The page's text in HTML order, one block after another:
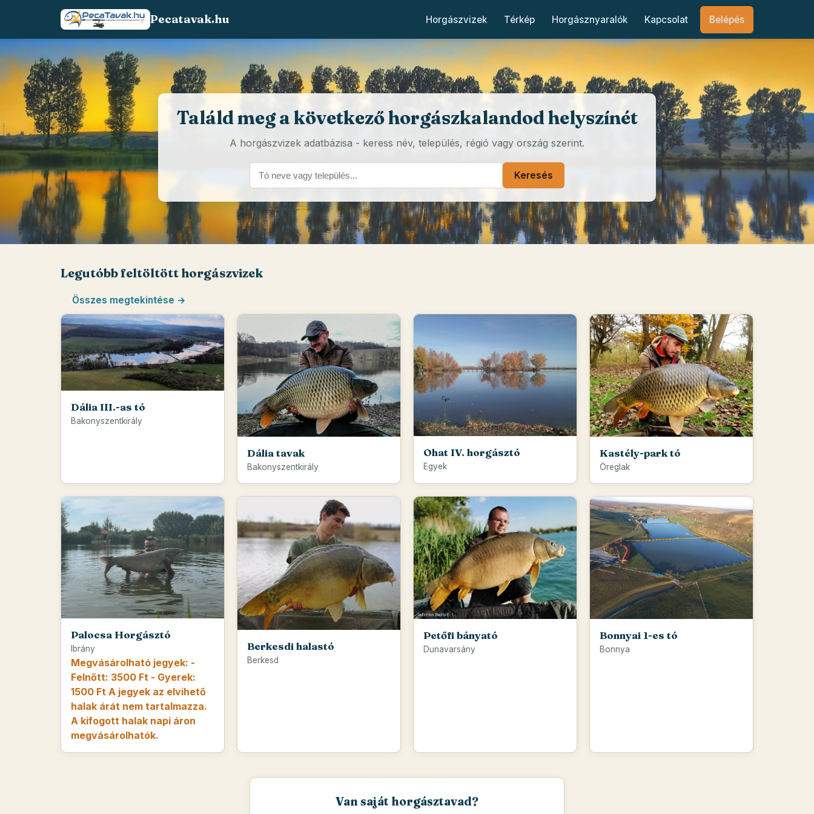
Pecatavak.hu Horgászvizek Térkép Horgásznyaralók Kapcsolat Belépés
Találd meg a következő horgászkalandod helyszínét
A horgászvizek adatbázisa - keress név, település, régió vagy ország szerint.
Keresés
Legutóbb feltöltött horgászvizek
Összes megtekintése →
Dália III.-as tó
Bakonyszentkirály
Dália tavak
Bakonyszentkirály
Ohat IV. horgásztó
Egyek
Kastély-park tó
Öreglak
Palocsa Horgásztó
Ibrány
Megvásárolható jegyek: -
Felnőtt: 3500 Ft - Gyerek:
1500 Ft A jegyek az elvihető
halak árát nem tartalmazza.
A kifogott halak napi áron
megvásárolhatók.
Berkesdi halastó
Berkesd
Petőfi bányató
Dunavarsány
Bonnyai 1-es tó
Bonnya
Van saját horgásztavad?